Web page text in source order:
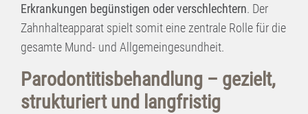
Erkrankungen begünstigen oder verschlechtern. Der
Zahnhalteapparat spielt somit eine zentrale Rolle für die
gesamte Mund- und Allgemeingesundheit.
Parodontitisbehandlung – gezielt,
strukturiert und langfristig